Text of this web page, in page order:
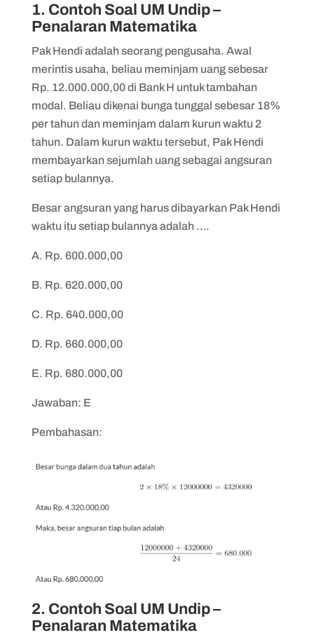
1. Contoh Soal UM Undip –
Penalaran Matematika
Pak Hendi adalah seorang pengusaha. Awal
merintis usaha, beliau meminjam uang sebesar
Rp. 12.000.000,00 di Bank H untuk tambahan
modal. Beliau dikenai bunga tunggal sebesar 18%
per tahun dan meminjam dalam kurun waktu 2
tahun. Dalam kurun waktu tersebut, Pak Hendi
membayarkan sejumlah uang sebagai angsuran
setiap bulannya.
Besar angsuran yang harus dibayarkan Pak Hendi
waktu itu setiap bulannya adalah ….
A. Rp. 600.000,00
B. Rp. 620.000,00
C. Rp. 640.000,00
D. Rp. 660.000,00
E. Rp. 680.000,00
Jawaban: E
Pembahasan:
2. Contoh Soal UM Undip –
Penalaran Matematika